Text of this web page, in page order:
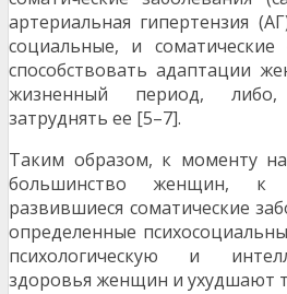
артериальная гипертензия
социальные, и
способствовать адаптации
жизненный период,
затруднять ее [5–7].
Таким образом, к моменту
большинство женщин, к
развившиеся соматические
определенные
психологическую и
здоровья женщин и ухудшают